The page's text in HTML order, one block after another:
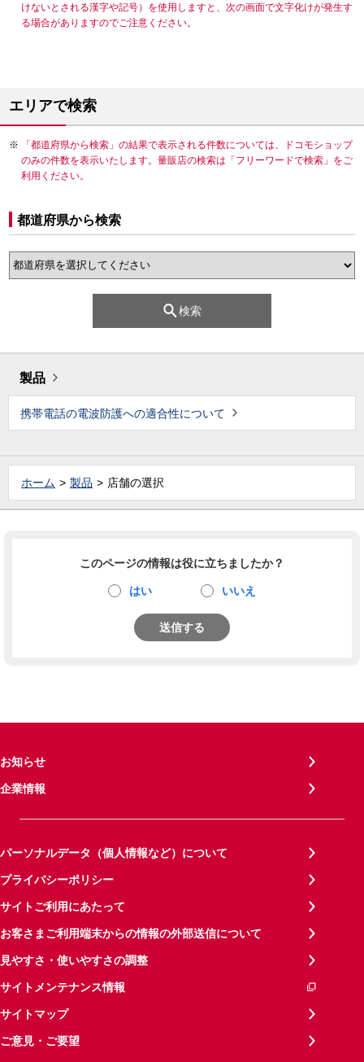
けないとされる漢字や記号）を使用しますと、次の画面で文字化けが発生す
る場合がありますのでご注意ください。
エリアで検索
「都道府県から検索」の結果で表示される件数については、ドコモショップ
のみの件数を表示いたします。量販店の検索は「フリーワードで検索」をご
利用ください。
都道府県から検索
検索
製品
携帯電話の電波防護への適合性について
ホーム 製品 店舗の選択
このページの情報は役に立ちましたか？
はい いいえ
送信する
お知らせ
企業情報
パーソナルデータ（個人情報など）について
プライバシーポリシー
サイトご利用にあたって
お客さまご利用端末からの情報の外部送信について
見やすさ・使いやすさの調整
サイトメンテナンス情報
サイトマップ
ご意見・ご要望